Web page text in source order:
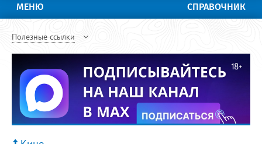
МЕНЮ СПРАВОЧНИК
Полезные ссылки